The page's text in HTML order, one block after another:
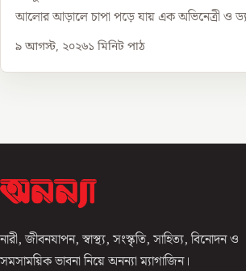
আলোর আড়ালে চাপা পড়ে যায় এক অভিনেত্রী ও
৯ আগস্ট, ২০২৬১ মিনিট পাঠ
নারী, জীবনযাপন, স্বাস্থ্য, সংস্কৃতি, সাহিত্য, বিনোদন ও
সমসাময়িক ভাবনা নিয়ে অনন্যা ম্যাগাজিন।